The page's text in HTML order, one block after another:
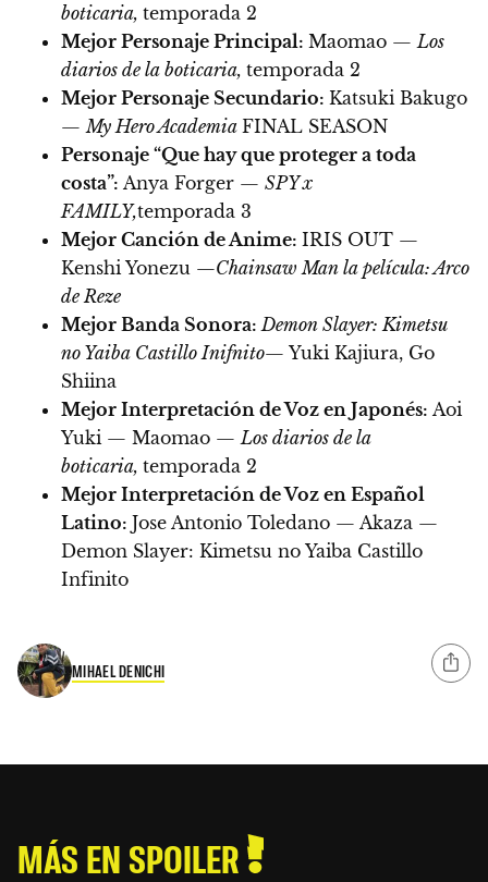
boticaria, temporada 2
Mejor Personaje Principal: Maomao — Los
diarios de la boticaria, temporada 2
Mejor Personaje Secundario: Katsuki Bakugo
— My Hero Academia FINAL SEASON
Personaje “Que hay que proteger a toda
costa”: Anya Forger — SPY x
FAMILY,temporada 3
Mejor Canción de Anime: IRIS OUT —
Kenshi Yonezu —Chainsaw Man la película: Arco
de Reze
Mejor Banda Sonora: Demon Slayer: Kimetsu
no Yaiba Castillo Inifnito— Yuki Kajiura, Go
Shiina
Mejor Interpretación de Voz en Japonés: Aoi
Yuki — Maomao — Los diarios de la
boticaria, temporada 2
Mejor Interpretación de Voz en Español
Latino: Jose Antonio Toledano — Akaza —
Demon Slayer: Kimetsu no Yaiba Castillo
Infinito
MIHAEL DENICHI
MÁS EN SPOILER